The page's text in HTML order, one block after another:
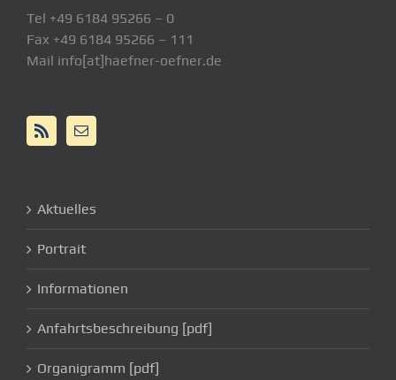
Tel +49 6184 95266 – 0
Fax +49 6184 95266 – 111
Mail info[at]haefner-oefner.de
Aktuelles
Portrait
Informationen
Anfahrtsbeschreibung [pdf]
Organigramm [pdf]